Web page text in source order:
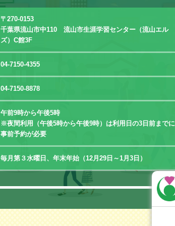
〒270-0153
千葉県流山市中110 流山市生涯学習センター（流山エル
ズ）C館3F
04-7150-4355
04-7150-8878
午前9時から午後5時
※夜間利用（午後5時から午後9時）は利用日の3日前までに
事前予約が必要
毎月第３水曜日、年末年始（12月29日～1月3日）